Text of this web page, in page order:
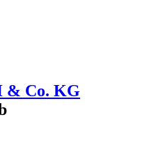
& Co. KG